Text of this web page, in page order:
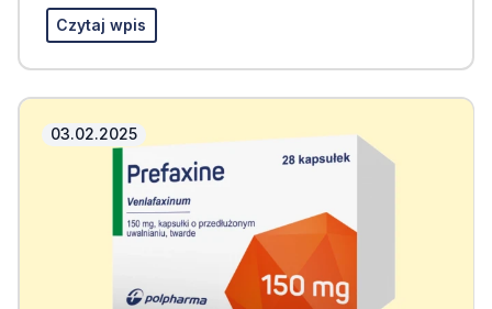
Czytaj wpis
03.02.2025